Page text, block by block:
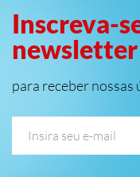
Inscreva-
newsletter
para receber nossas